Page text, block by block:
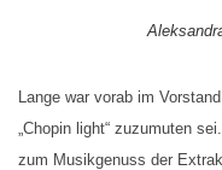
Lange war vorab im
„Chopin light“ zuzumuten
zum Musikgenuss der